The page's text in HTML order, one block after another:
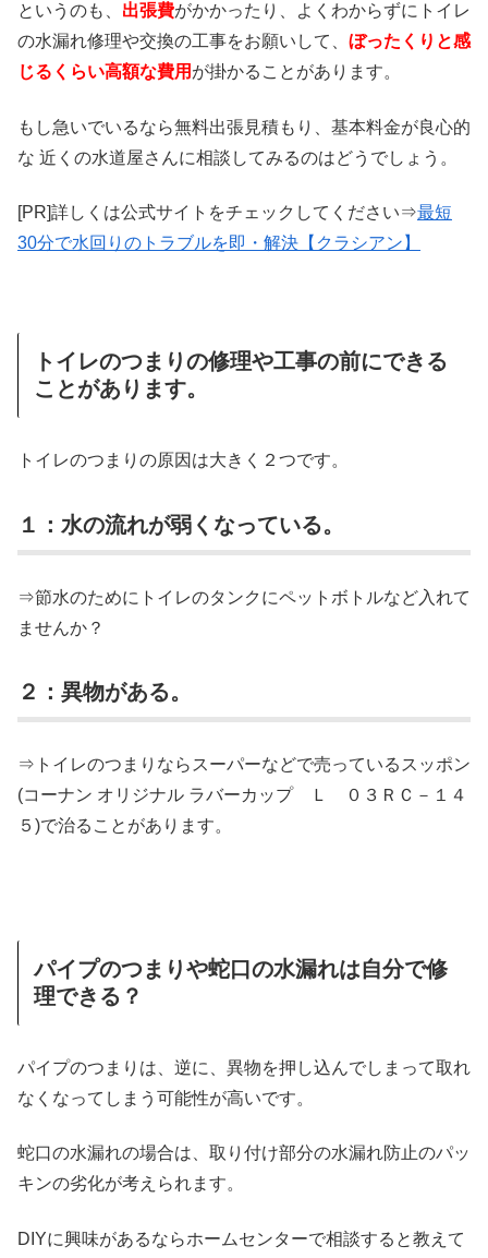
というのも、 出張費がかかったり、よくわからずにトイレ
の水漏れ修理や交換の工事をお願いして、 ぼったくりと感
じるくらい高額な費用 が掛かることがあります。
もし急いでいるなら無料出張見積もり、基本料金が良心的
な 近くの水道屋さんに相談してみるのはどうでしょう。
[PR]詳しくは公式サイトをチェックしてください⇒最短
30分で水回りのトラブルを即・解決【クラシアン】
トイレのつまりの修理や工事の前にできる
ことがあります。
トイレのつまりの原因は大きく２つです。
１：水の流れが弱くなっている。
⇒節水のためにトイレのタンクにペットボトルなど入れて
ませんか？
２：異物がある。
⇒トイレのつまりならスーパーなどで売っているスッポン
(コーナン オリジナル ラバーカップ Ｌ ０３ＲＣ－１４
５)で治ることがあります。
パイプのつまりや蛇口の水漏れは自分で修
理できる？
パイプのつまりは、逆に、異物を押し込んでしまって取れ
なくなってしまう可能性が高いです。
蛇口の水漏れの場合は、取り付け部分の水漏れ防止のパッ
キンの劣化が考えられます。
DIYに興味があるならホームセンターで相談すると教えて